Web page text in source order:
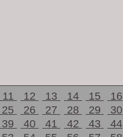
11 12 13 14 15
16
25 26 27 28 29
30
39 40 41 42 43
44